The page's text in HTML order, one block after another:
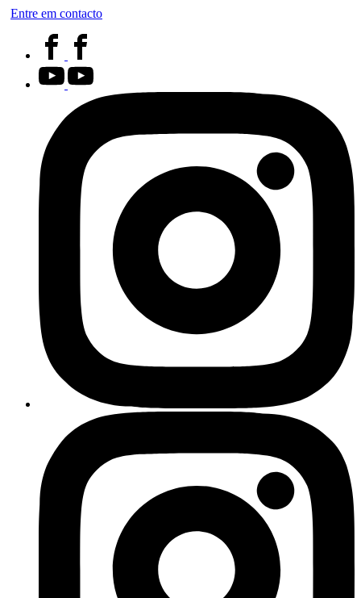
Entre em contacto